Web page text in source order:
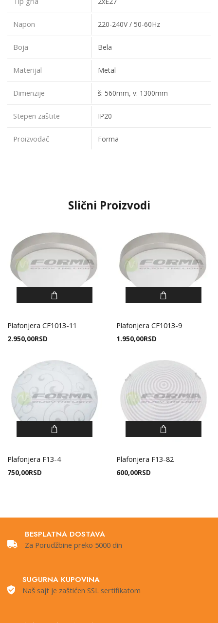
Napon 220-240V / 50-60Hz
Boja Bela
Materijal Metal
Dimenzije š: 560mm, v: 1300mm
Stepen zaštite IP20
Proizvođač Forma
Slični Proizvodi
Plafonjera CF1013-11
2.950,00RSD
Plafonjera CF1013-9
1.950,00RSD
Plafonjera F13-4
750,00RSD
Plafonjera F13-82
600,00RSD
BESPLATNA DOSTAVA
Za Porudžbine preko 5000 din
SUGURNA KUPOVINA
Naš sajt je zaštićen SSL sertifikatom